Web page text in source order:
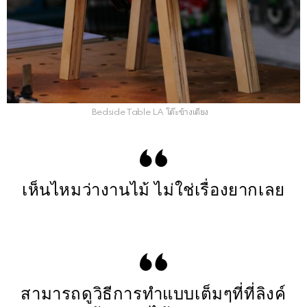
Bedside Table LA โต๊ะข้างเตียง
เห็นไหมว่างานไม้ ไม่ใช่เรื่องยากเลย
สามารถดูวิธีการทำแบบเต็มๆที่ที่ลิงค์